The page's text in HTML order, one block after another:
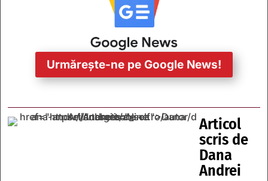
Urmărește-ne pe Google News!
Articol
scris de
Dana
Andrei